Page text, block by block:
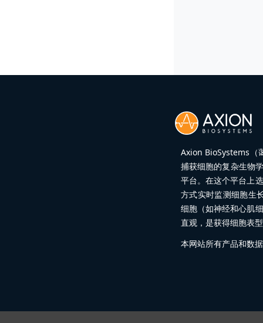
Axion BioSystems（
捕获细胞的复杂生物
平台。在这个平台上
方式实时监测细胞生
细胞（如神经和心肌
直观，是获得细胞表
本网站所有产品和数